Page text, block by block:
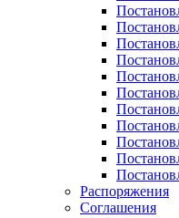
Распоряжения
Соглашения